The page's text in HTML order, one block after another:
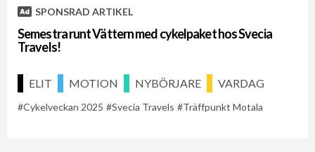
SPONSRAD ARTIKEL
Semestra runt Vättern med cykelpaket hos Svecia
Travels!
ELIT MOTION NYBÖRJARE VARDAG
Cykelveckan 2025 Svecia Travels Träffpunkt Motala